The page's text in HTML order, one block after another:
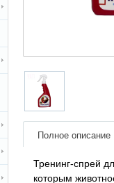
Полное описание
Тренинг-спрей
которым